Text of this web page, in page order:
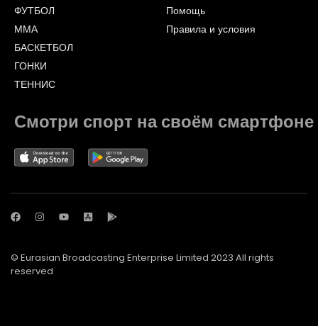
ФУТБОЛ
ММА
БАСКЕТБОЛ
ГОНКИ
ТЕННИС
Помощь
Правила и условия
Смотри спорт на своём смартфоне
© Eurasian Broadcasting Enterprise Limited 2023 All rights
reserved